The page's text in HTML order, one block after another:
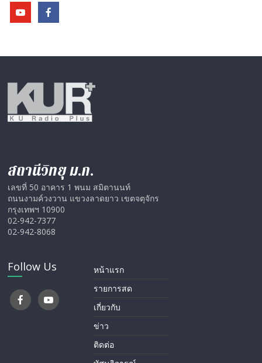
สถานีวิทยุ ม.ก.
เลขที่ 50 อาคาร 1 พนม สมิตานนท์
ถนนงามค์วงวาน แขวงลาดยาว เขตจตุจักร
กรุงเทพฯ 10900
02-942-7377
02-942-8068
Follow Us
หน้าแรก
รายการสด
เกี่ยวกับ
ข่าว
ติดต่อ